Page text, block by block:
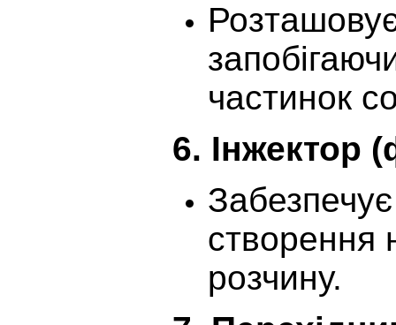
частинок
6. Інжектор
створення
розчину.